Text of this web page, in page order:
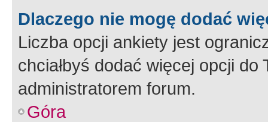
Dlaczego nie mogę dodać
Liczba opcji ankiety jest
chciałbyś dodać więcej opcji
administratorem forum.
Góra